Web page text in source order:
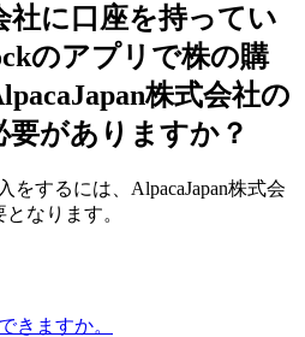
社に口座を持ってい
のアプリで株の購
株式会社の
要がありますか？
をするには、AlpacaJapan株式会
なります。
きますか。